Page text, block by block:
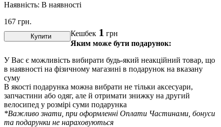
Наявність: В наявності
167 грн.
Купити Кешбек 1 грн
Яким може бути подарунок:
У Вас є можливість вибирати будь-який неакційний товар, що
в наявності на фізичному магазині в подарунок на вказану
суму
В якості подарунка можна вибрати не тільки аксесуари,
запчастини або одяг, але й отримати знижку на другий
велосипед у розмірі суми подарунка
*Важливо знати, при оформленні Оплати Частинами, бонуси
та подарунки не нараховуються